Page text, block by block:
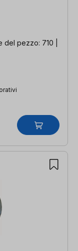
del pezzo: 710 |